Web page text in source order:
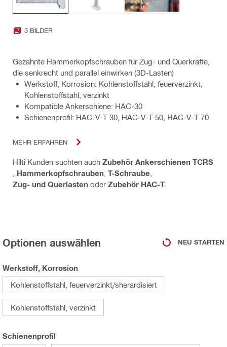
3 BILDER
Gezahnte Hammerkopfschrauben für Zug- und Querkräfte,
die senkrecht und parallel einwirken (3D-Lasten)
Werkstoff, Korrosion: Kohlenstoffstahl, feuerverzinkt,
Kohlenstoffstahl, verzinkt
Kompatible Ankerschiene: HAC-30
Schienenprofil: HAC-V-T 30, HAC-V-T 50, HAC-V-T 70
MEHR ERFAHREN
Hilti Kunden suchten auch Zubehör Ankerschienen TCRS
Hammerkopfschrauben T-Schraube
Zug- und Querlasten oder Zubehör HAC-T
Optionen auswählen NEU STARTEN
Werkstoff, Korrosion
Kohlenstoffstahl, feuerverzinkt/sherardisiert
Kohlenstoffstahl, verzinkt
Schienenprofil